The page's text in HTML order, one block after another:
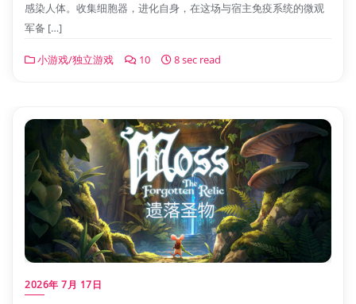
感染人体。收集细胞器，进化自身，在这场与宿主免疫系统的微观
军备 […]
小游戏/独立游戏 10 8 sec read
2026年 7月 17日